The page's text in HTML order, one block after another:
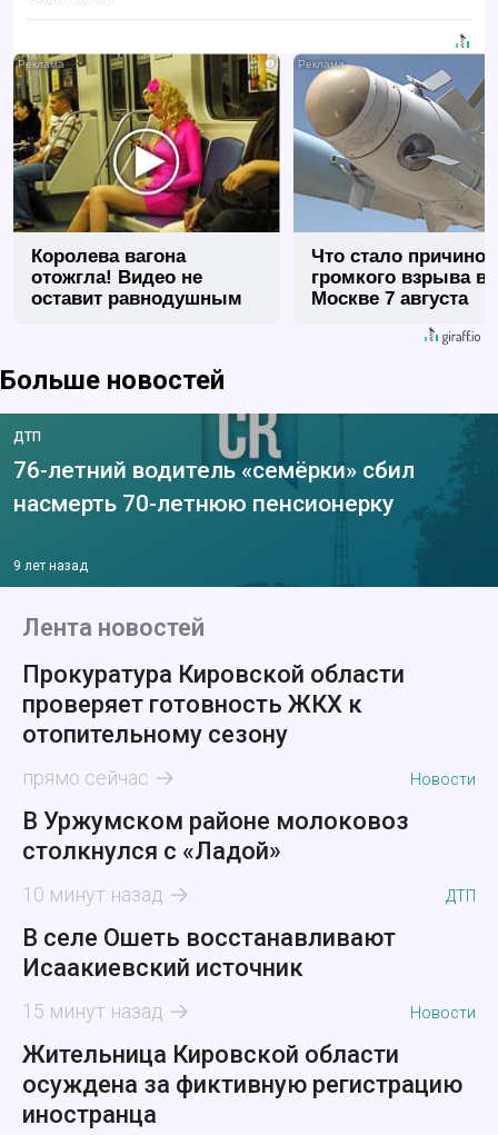
i
Королева вагона
отожгла! Видео не
оставит равнодушным
Что стало причиной
громкого взрыва в
Москве 7 августа
Больше новостей
ДТП
76-летний водитель «семёрки» сбил
насмерть 70-летнюю пенсионерку
9 лет назад
Лента новостей
Прокуратура Кировской области
проверяет готовность ЖКХ к
отопительному сезону
прямо сейчас Новости
В Уржумском районе молоковоз
столкнулся с «Ладой»
10 минут назад ДТП
В селе Ошеть восстанавливают
Исаакиевский источник
15 минут назад Новости
Жительница Кировской области
осуждена за фиктивную регистрацию
иностранца